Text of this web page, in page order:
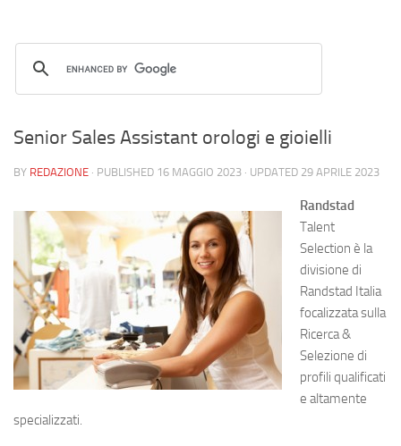
Senior Sales Assistant orologi e gioielli
BY REDAZIONE · PUBLISHED 16 MAGGIO 2023 · UPDATED 29 APRILE 2023
Randstad
Talent
Selection è la
divisione di
Randstad Italia
focalizzata sulla
Ricerca &
Selezione di
profili qualificati
e altamente
specializzati.